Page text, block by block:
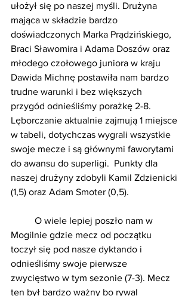
ułożył się po naszej myśli. Drużyna
mająca w składzie bardzo
doświadczonych Marka Prądzińskiego,
Braci Sławomira i Adama Doszów oraz
młodego czołowego juniora w kraju
Dawida Michnę postawiła nam bardzo
trudne warunki i bez większych
przygód odnieśliśmy porażkę 2-8.
Lęborczanie aktualnie zajmują 1 miejsce
w tabeli, dotychczas wygrali wszystkie
swoje mecze i są głównymi faworytami
do awansu do superligi.  Punkty dla
naszej drużyny zdobyli Kamil Zdzienicki
(1,5) oraz Adam Smoter (0,5).
Mogilnie gdzie mecz od początku
toczył się pod nasze dyktando i
odnieśliśmy swoje pierwsze
zwycięstwo w tym sezonie (7-3). Mecz
ten był bardzo ważny bo rywal